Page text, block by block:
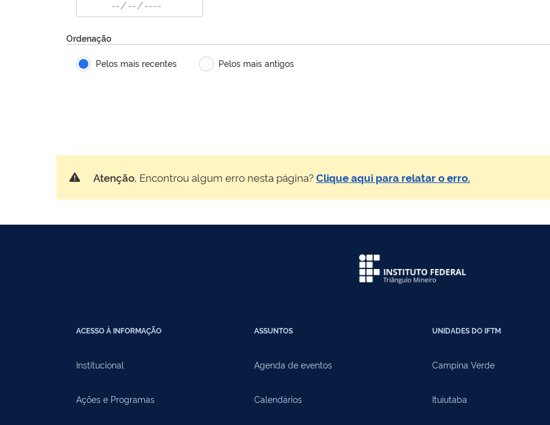
Ordenação
Pelos mais recentes Pelos mais antigos
Atenção. Encontrou algum erro nesta página?Clique aqui para relatar o erro.
ACESSO À INFORMAÇÃO
Institucional
Ações e Programas
ASSUNTOS
Agenda de eventos
Calendários
UNIDADES DO IFTM
Campina Verde
Ituiutaba